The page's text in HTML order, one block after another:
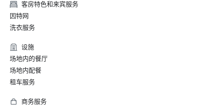
客房特色和来宾服务
因特网
洗衣服务
设施
场地内的餐厅
场地内配餐
租车服务
商务服务